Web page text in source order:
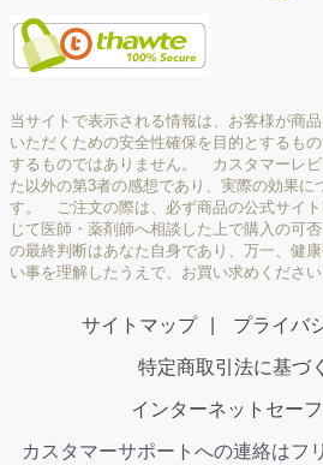
当サイトで表示される情報は、お客様が商
いただくための安全性確保を目的とするも
するものではありません。 カスタマーレ
た以外の第3者の感想であり、実際の効果に
す。 ご注文の際は、必ず商品の公式サイ
じて医師・薬剤師へ相談した上で購入の可
の最終判断はあなた自身であり、万一、健
い事を理解したうえで、お買い求めくださ
サイトマップ プライバ
特定商取引法に基づ
インターネットセー
カスタマーサポートへの連絡はフ